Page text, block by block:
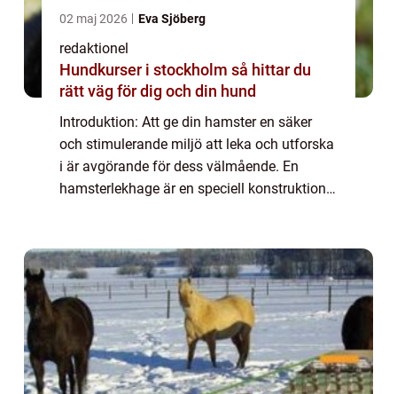
02 maj 2026 Eva Sjöberg
redaktionel
Hundkurser i stockholm så hittar du
rätt väg för dig och din hund
Introduktion: Att ge din hamster en säker
och stimulerande miljö att leka och utforska
i är avgörande för dess välmående. En
hamsterlekhage är en speciell konstruktion